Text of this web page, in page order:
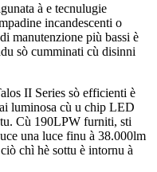
à e tecnulugie
incandescenti o
manutenzione più bassi è
sò cumminati cù disinni
II Series sò efficienti è
luminosa cù u chip LED
Cù 190LPW furniti, sti
una luce finu à 38.000lm
chì hè sottu è intornu à